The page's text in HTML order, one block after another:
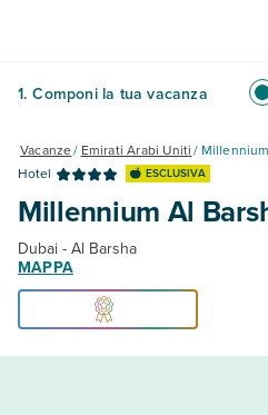
1. Componi la tua vacanza
Vacanze/ Emirati Arabi Uniti /
Hotel
ESCLUSIVA
Millennium Al
Dubai - Al Barsha
MAPPA